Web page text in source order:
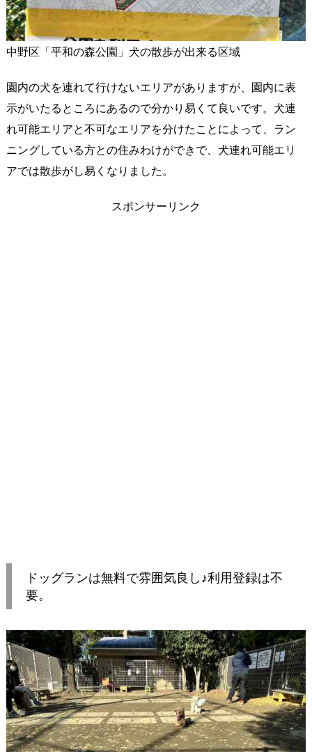
中野区「平和の森公園」犬の散歩が出来る区域
園内の犬を連れて行けないエリアがありますが、園内に表
示がいたるところにあるので分かり易くて良いです。犬連
れ可能エリアと不可なエリアを分けたことによって、ラン
ニングしている方との住みわけができで、犬連れ可能エリ
アでは散歩がし易くなりました。
スポンサーリンク
ドッグランは無料で雰囲気良し♪利用登録は不
要。